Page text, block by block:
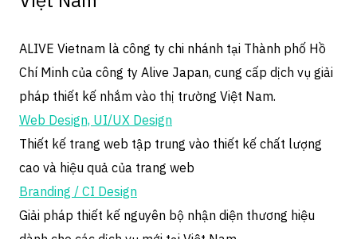
ALIVE Vietnam là công ty chi nhánh tại Thành phố Hồ
Chí Minh của công ty Alive Japan, cung cấp dịch vụ giải
pháp thiết kế nhắm vào thị trường Việt Nam.
Web Design, UI/UX Design
Thiết kế trang web tập trung vào thiết kế chất lượng
cao và hiệu quả của trang web
Branding / CI Design
Giải pháp thiết kế nguyên bộ nhận diện thương hiệu